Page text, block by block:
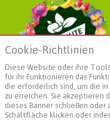
Weiterführende
Cookie-Richtlinien
Diese Website oder ihre
für ihr Funktionieren das
die erforderlich sind, um die
zu erreichen. Sie akzeptieren
dieses Banner schließen
Schaltfläche klicken oder